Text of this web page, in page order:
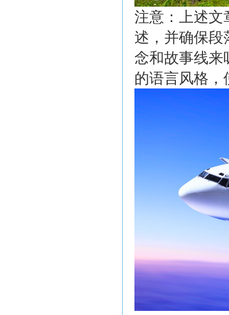
注意：上述文
述，并确保段
念和故事线来
的语言风格，